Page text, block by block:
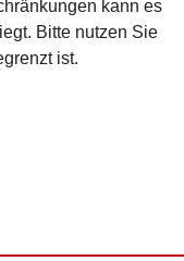
kann es
Bitte nutzen Sie
ist.